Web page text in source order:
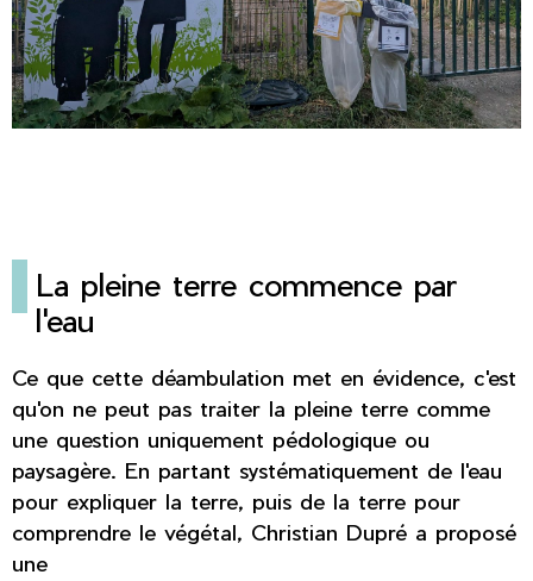
La pleine terre commence par
l'eau
Ce que cette déambulation met en évidence, c'est
qu'on ne peut pas traiter la pleine terre comme
une question uniquement pédologique ou
paysagère. En partant systématiquement de l'eau
pour expliquer la terre, puis de la terre pour
comprendre le végétal, Christian Dupré a proposé
une